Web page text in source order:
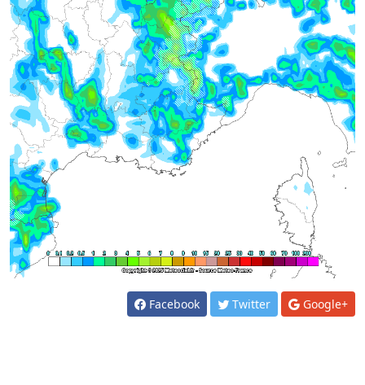
Facebook Twitter Google+